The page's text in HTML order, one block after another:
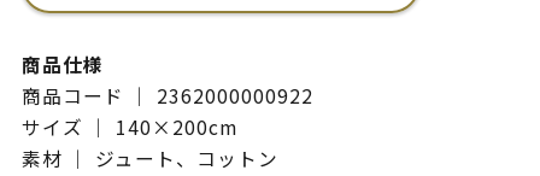
商品仕様
商品コード ｜ 2362000000922
サイズ ｜ 140×200cm
素材 ｜ ジュート、コットン